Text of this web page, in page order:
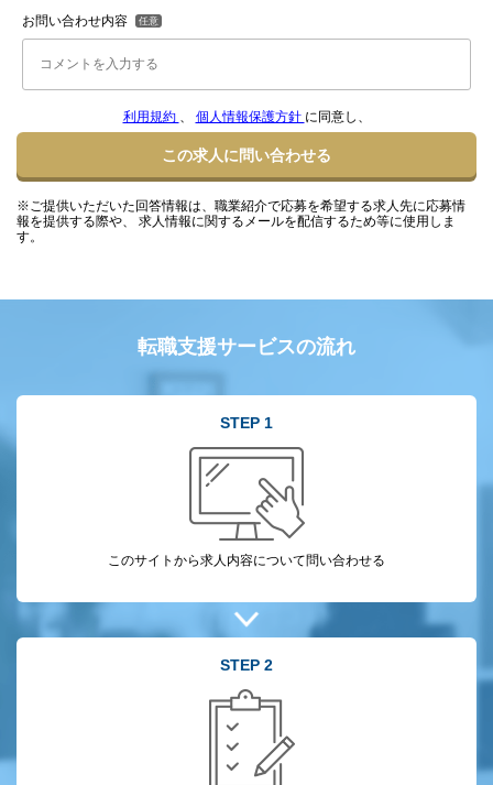
お問い合わせ内容
利用規約 、 個人情報保護方針 に同意し、
この求人に問い合わせる
※ご提供いただいた回答情報は、職業紹介で応募を希望する求人先に応募情
報を提供する際や、 求人情報に関するメールを配信するため等に使用しま
す。
転職支援サービスの流れ
STEP 1
このサイトから求人内容について問い合わせる
STEP 2